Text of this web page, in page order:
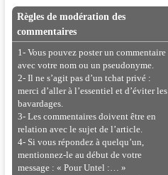
Règles de modération des
commentaires
1- Vous pouvez poster un commentaire
avec votre nom ou un pseudonyme.
2- Il ne s’agit pas d’un tchat privé :
merci d’aller à l’essentiel et d’éviter les
bavardages.
3- Les commentaires doivent être en
relation avec le sujet de l’article.
4- Si vous répondez à quelqu’un,
mentionnez-le au début de votre
message : « Pour Untel :… »